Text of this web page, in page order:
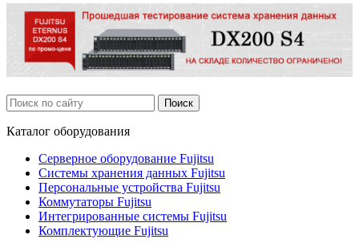
Каталог оборудования
Серверное оборудование Fujitsu
Системы хранения данных Fujitsu
Персональные устройства Fujitsu
Коммутаторы Fujitsu
Интегрированные системы Fujitsu
Комплектующие Fujitsu